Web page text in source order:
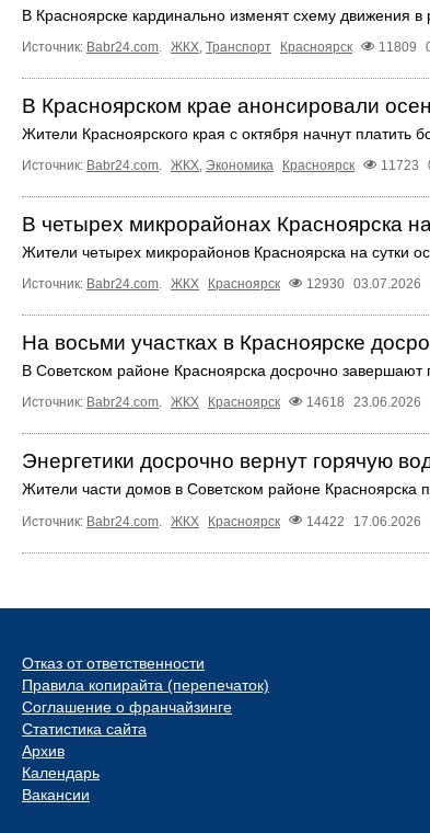
В Красноярске кардинально изменят схему движения
Источник: Babr24.com. ЖКХ, Транспорт Красноярск 11809
В Красноярском крае анонсировали
Жители Красноярского края с октября начнут платить
Источник: Babr24.com. ЖКХ, Экономика Красноярск 11723
В четырех микрорайонах Красноярска
Жители четырех микрорайонов Красноярска на сутки
Источник: Babr24.com. ЖКХ Красноярск 12930 03.07.2026
На восьми участках в Красноярске
В Советском районе Красноярска досрочно завершают
Источник: Babr24.com. ЖКХ Красноярск 14618 23.06.2026
Энергетики досрочно вернут горячую
Жители части домов в Советском районе Красноярска
Источник: Babr24.com ЖКХ Красноярск 14422 17.06.2026
Отказ от ответственности
Правила копирайта (перепечаток)
Соглашение о франчайзинге
Статистика сайта
Архив
Календарь
Вакансии